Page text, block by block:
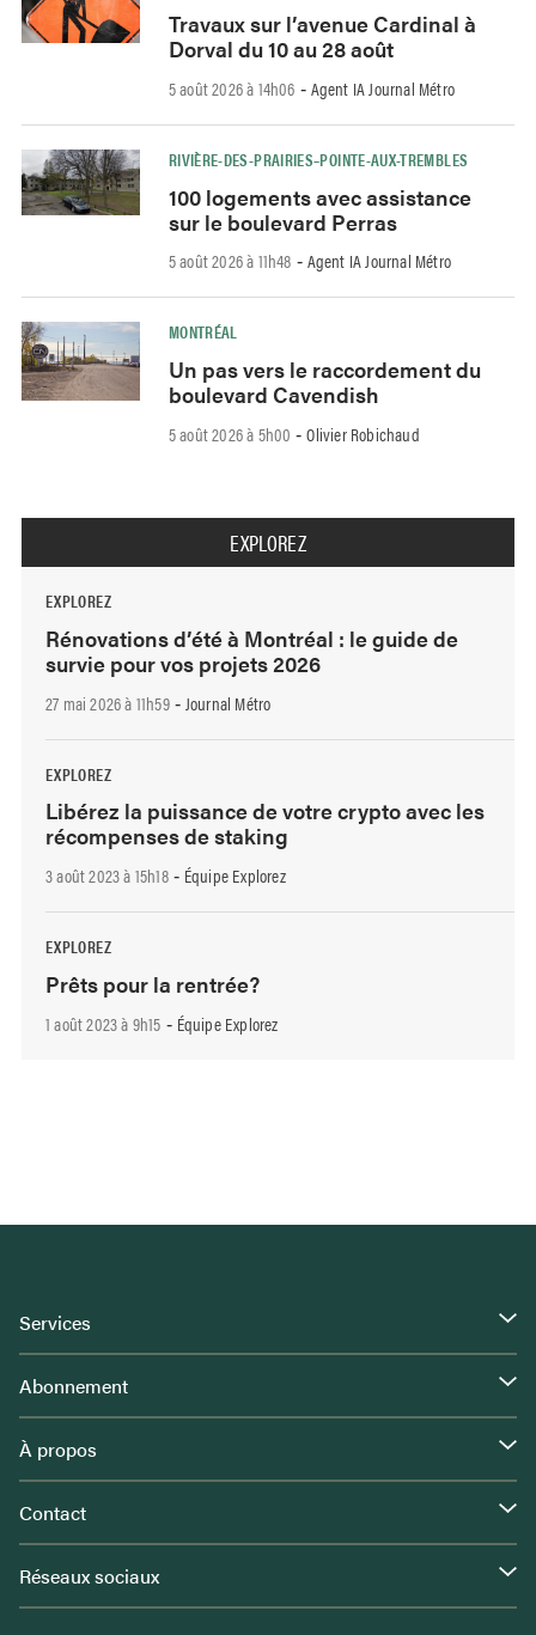
Travaux sur l’avenue Cardinal à
Dorval du 10 au 28 août
5 août 2026 à 14h06 - Agent IA Journal Métro
RIVIÈRE-DES-PRAIRIES–POINTE-AUX-TREMBLES
100 logements avec assistance
sur le boulevard Perras
5 août 2026 à 11h48 - Agent IA Journal Métro
MONTRÉAL
Un pas vers le raccordement du
boulevard Cavendish
5 août 2026 à 5h00 -Olivier Robichaud
EXPLOREZ
EXPLOREZ
Rénovations d’été à Montréal : le guide de
survie pour vos projets 2026
27 mai 2026 à 11h59- Journal Métro
EXPLOREZ
Libérez la puissance de votre crypto avec les
récompenses de staking
3 août 2023 à 15h18- Équipe Explorez
EXPLOREZ
Prêts pour la rentrée?
1 août 2023 à 9h15 - Équipe Explorez
Services
Abonnement
À propos
Contact
Réseaux sociaux